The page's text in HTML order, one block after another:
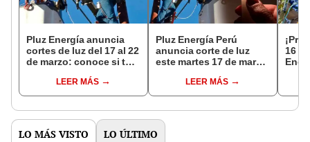
Pluz Energía anuncia
cortes de luz del 17 al 22
de marzo: conoce si tu
LEER MÁS
Pluz Energía Perú
anuncia corte de luz
este martes 17 de marzo
Lima y Callao: revisa si
tu zona será afectada
LEER MÁS
16
si tu
LO MÁS VISTO LO ÚLTIMO